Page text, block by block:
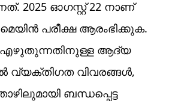
2025 ഓ​ഗസ്റ്റ് 22 നാണ്
പരീക്ഷ ആരംഭിക്കുക.
എഴുതുന്നതിനുള്ള ആദ്യ
വ്യക്തിഗത വിവരങ്ങൾ,
ബന്ധപ്പെട്ട